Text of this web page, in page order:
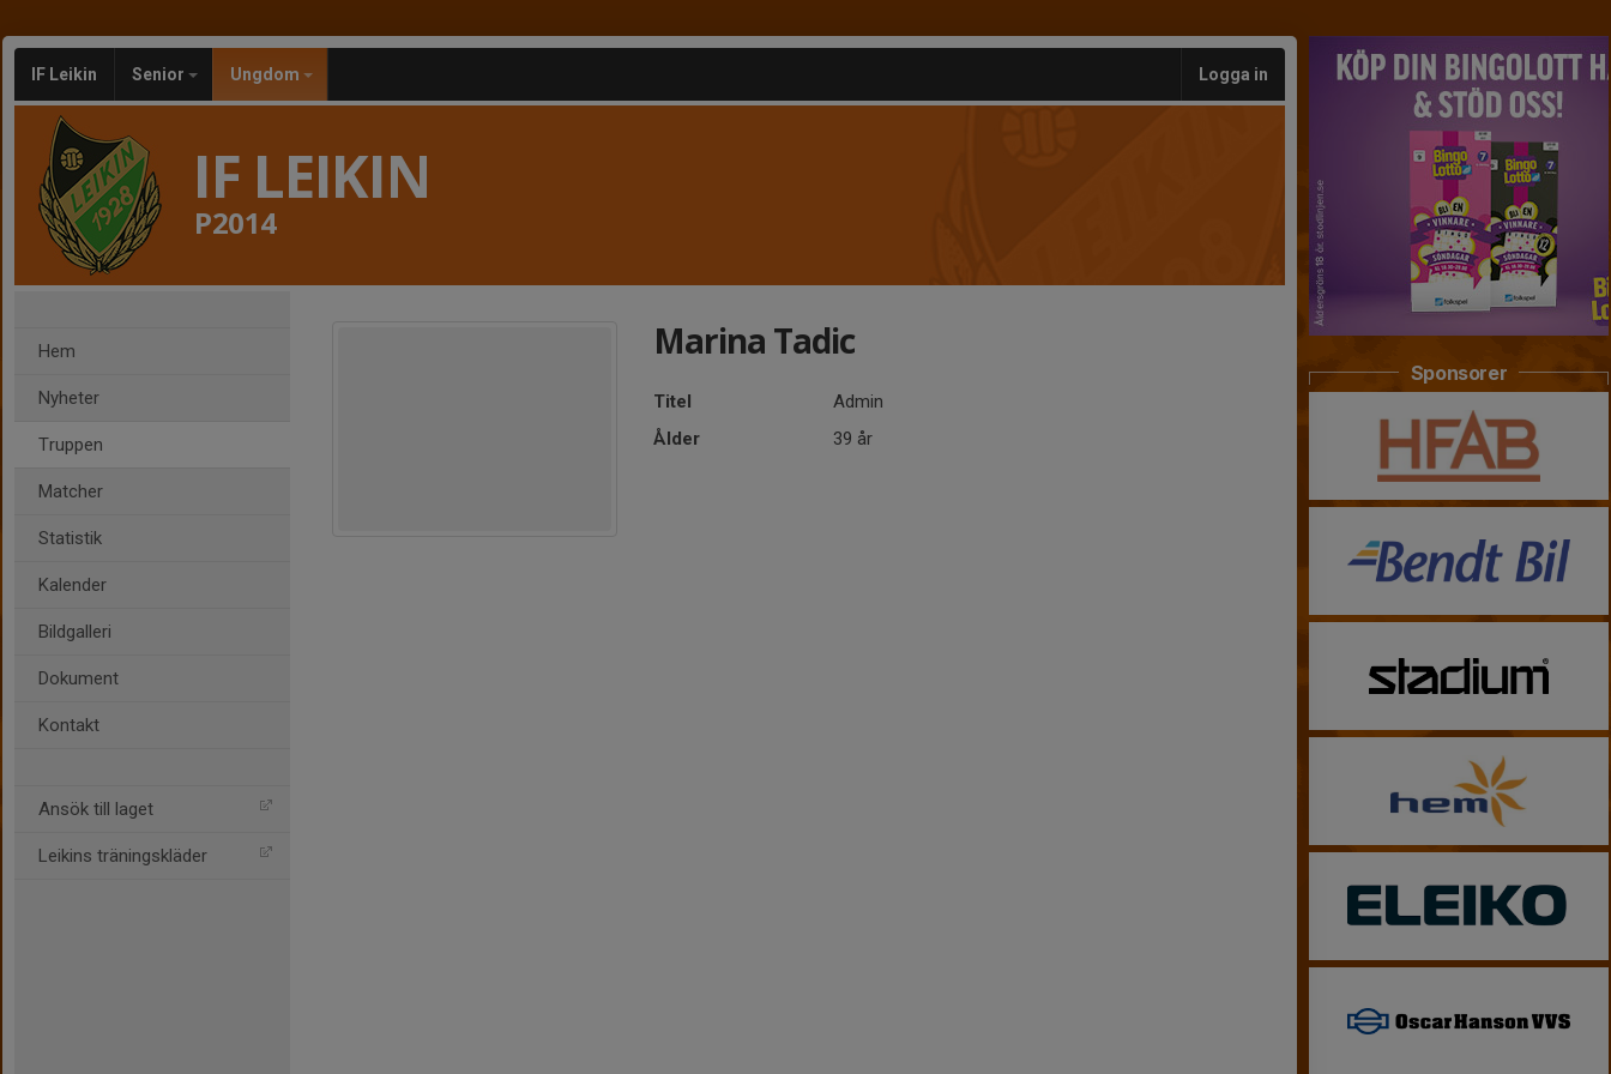
IF Leikin Senior Ungdom Logga in
IF LEIKIN
P2014
Hem
Nyheter
Truppen
Matcher
Statistik
Kalender
Bildgalleri
Dokument
Kontakt
Ansök till laget
Leikins träningskläder
Marina Tadic
Titel
Admin
Ålder
39 år
Sponsorer